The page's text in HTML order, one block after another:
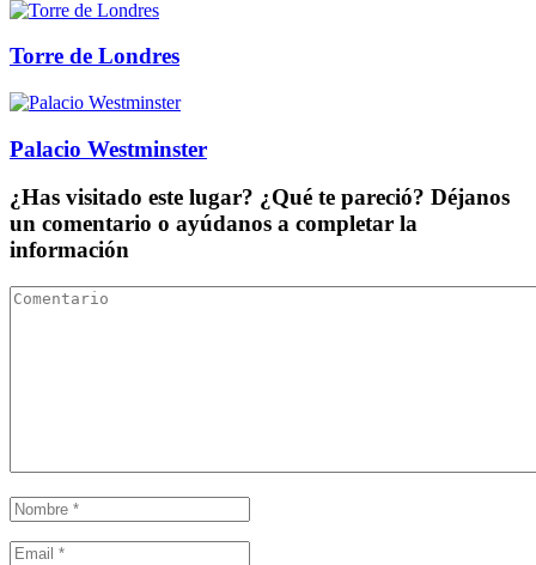
Torre de Londres
Palacio Westminster
¿Has visitado este lugar? ¿Qué te pareció? Déjanos
un comentario o ayúdanos a completar la
información